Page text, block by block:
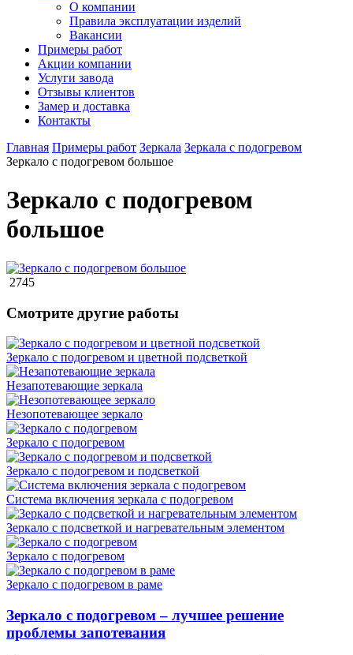
О компании
Правила эксплуатации изделий
Вакансии
Примеры работ
Акции компании
Услуги завода
Отзывы клиентов
Замер и доставка
Контакты
Главная Примеры работ Зеркала Зеркала с подогревом
Зеркало с подогревом большое
Зеркало с подогревом
большое
2745
Смотрите другие работы
Зеркало с подогревом и цветной подсветкой
Незапотевающие зеркала
Незопотевающее зеркало
Зеркало с подогревом
Зеркало с подогревом и подсветкой
Система включения зеркала с подогревом
Зеркало с подсветкой и нагревательным элементом
Зеркало с подогревом
Зеркало с подогревом в раме
Зеркало с подогревом – лучшее решение
проблемы запотевания